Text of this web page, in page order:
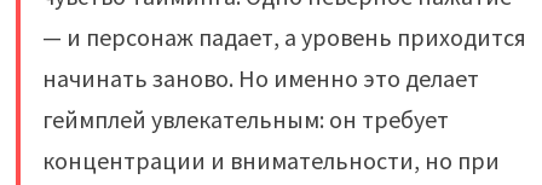
— и персонаж падает, а уровень приходится
начинать заново. Но именно это делает
геймплей увлекательным: он требует
концентрации и внимательности, но при